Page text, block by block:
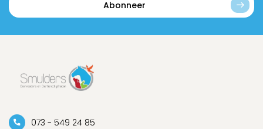
Abonneer
073 - 549 24 85